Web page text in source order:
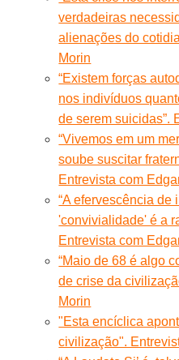
verdadeiras
alienações do
Morin
“Existem forças
nos indivíduos
de serem suicidas”.
“Vivemos em um
soube suscitar
Entrevista com
“A efervescência de
'convivialidade' é a
Entrevista com
“Maio de 68 é algo
de crise da
Morin
"Esta encíclica
civilização".